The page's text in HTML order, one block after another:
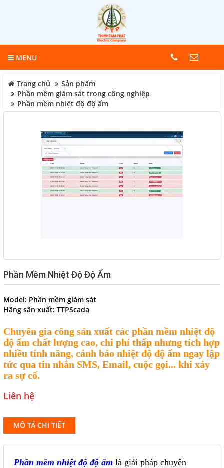
MENU
Trang chủ
Sản phẩm
Phần mềm giám sát trong công nghiệp
Phần mềm nhiệt độ độ ẩm
Phần Mềm Nhiệt Độ Độ Ẩm
Model: Phần mềm giám sát
Hãng sãn xuất: TTPScada
Chuyên gia công sản xuất các phần mềm nhiệt độ
độ ẩm chất lượng cao, chi phí thấp nhưng tích hợp
nhiều tính năng, cảnh báo nhiệt độ độ ẩm ngay lập
tức qua tin nhắn SMS, Email, cuộc gọi... khi xảy
ra sự cố.
Liên hệ
MÔ TẢ CHI TIẾT
Phần mềm nhiệt độ độ ẩm là giải pháp chuyên